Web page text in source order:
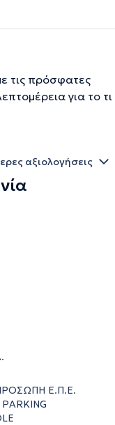
τις πρόσφατες
για το τι
αξιολογήσεις
Ε.Π.Ε.